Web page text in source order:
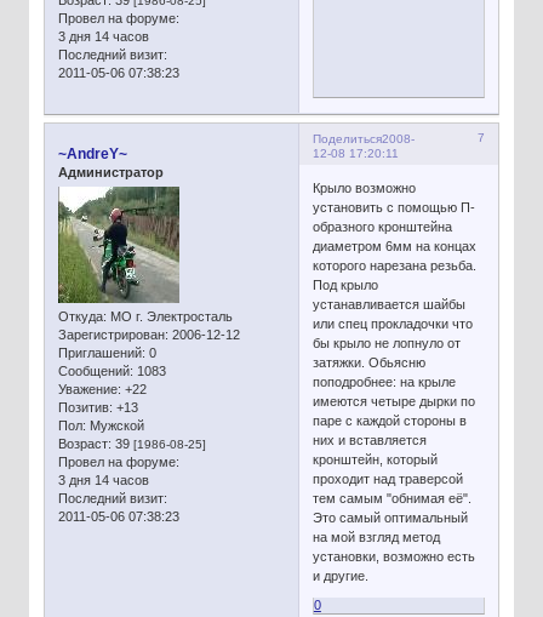
Провел на форуме:
3 дня 14 часов
Последний визит:
2011-05-06 07:38:23
Поделиться 7
2008-
12-08 17:20:11
~AndreY~
Администратор
Откуда: МО г. Электросталь
Зарегистрирован: 2006-12-12
Приглашений: 0
Сообщений: 1083
Уважение: +22
Позитив: +13
Пол: Мужской
Возраст: 39 [1986-08-25]
Провел на форуме:
3 дня 14 часов
Последний визит:
2011-05-06 07:38:23
Крыло возможно
установить с помощью П-
образного кронштейна
диаметром 6мм на концах
которого нарезана резьба.
Под крыло
устанавливается шайбы
или спец прокладочки что
бы крыло не лопнуло от
затяжки. Обьясню
поподробнее: на крыле
имеются четыре дырки по
паре с каждой стороны в
них и вставляется
кронштейн, который
проходит над траверсой
тем самым "обнимая её".
Это самый оптимальный
на мой взгляд метод
установки, возможно есть
и другие.
0